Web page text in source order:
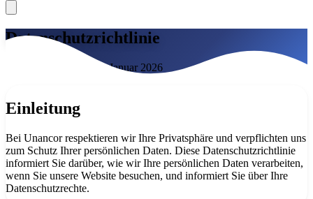
Dienstleistungen
Linkaufbau-Studie
Beratung
SEO-Mentoring
So funktioniert es Blog
Sprache
🇪🇸 ES🇬🇧 EN
Datenschutzrichtlinie
Zuletzt aktualisiert: 15. Januar 2026
Einleitung
Bei Unancor respektieren wir Ihre Privatsphäre und verpflichten uns
zum Schutz Ihrer persönlichen Daten. Diese Datenschutzrichtlinie
informiert Sie darüber, wie wir Ihre persönlichen Daten verarbeiten,
wenn Sie unsere Website besuchen, und informiert Sie über Ihre
Datenschutzrechte.